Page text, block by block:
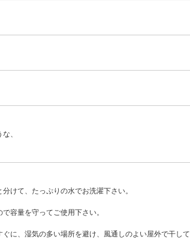
、
けて、たっぷりの水でお洗濯下さい。
容量を守ってご使用下さい。
に、湿気の多い場所を避け、風通しのよい屋外で干し